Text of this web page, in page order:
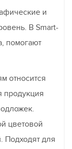
и
В Smart-
помогают
относится
продукция
цветовой
Подходят для